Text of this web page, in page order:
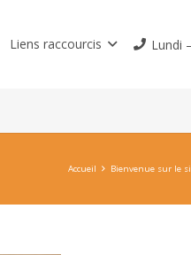
Liens raccourcis Lundi
Accueil Bienvenue sur le